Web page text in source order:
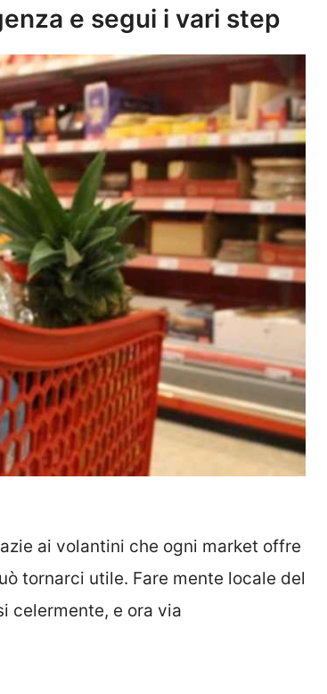
e segui i vari step
ai volantini che ogni market offre
tornarci utile. Fare mente locale del
celermente, e ora via